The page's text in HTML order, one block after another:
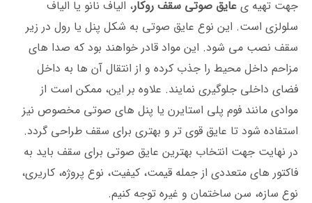
جهت تهیه ی عایق صوتی سقف روکار، الیاف نانو یا الیاف
سلولزی است. این نوع عایق صوتی به شکل پنل یا رول در زیر
سقف نصب می ‌شود. این مواد قادر خواهند بود که صدا های
مزاحم داخل محیط را جذب کرده و از انتقال آن ها به داخل
فضای داخلی جلوگیری نمایند. علاوه بر این، ممکن است از
موادی مانند فوم پلی ‌استایرن یا پنل ‌های صوتی مخصوص نیز
استفاده شود تا عایق قوی ‌تر و بهتری برای سقف طراحی گردد.
در نهایت جهت انتخاب بهترین عایق صوتی برای سقف باید به
فاکتور های متعددی از جمله قیمت، کیفیت، نوع پروژه، کاریری،
نوع سازه، سن ساختمان و غیره توجه کنیم.